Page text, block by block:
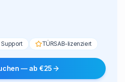
Support TÜRSAB-lizenziert
— ab €25